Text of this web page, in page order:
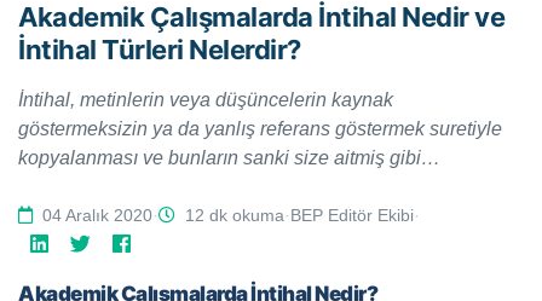
Akademik Çalışmalarda İntihal Nedir ve
İntihal Türleri Nelerdir?
İntihal, metinlerin veya düşüncelerin kaynak
göstermeksizin ya da yanlış referans göstermek suretiyle
kopyalanması ve bunların sanki size aitmiş gibi
ve kabul gören en yaygın türleri tartışılmaktadır.
04 Aralık 2020· 12 dk okuma·BEP Editör Ekibi·
Akademik Çalışmalarda İntihal Nedir?